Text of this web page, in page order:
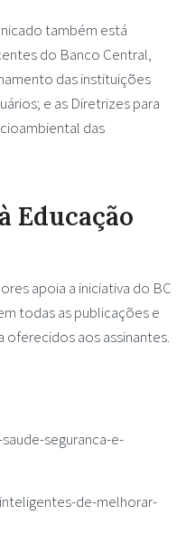
também está
do Banco Central,
das instituições
e as Diretrizes para
das
Educação
apoia a iniciativa do BC
todas as publicações e
oferecidos aos assinantes.
seguranca-e-
de-melhorar-